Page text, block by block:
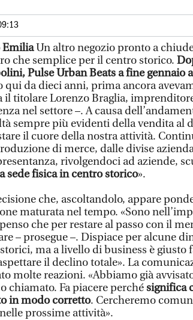
EmiliaUn altro negozio pronto a
che semplice per il centro storico.
Pulse Urban Beats a fine gennaio
qui da dieci anni, prima ancora
il titolare Lorenzo Braglia,
nel settore –. A causa
sempre più evidenti della vendita al
il cuore della nostra attività.
di merce, dalle divise
rivolgendoci ad aziende,
sede fisica in centro storico».
che, ascoltandolo, appare
maturata nel tempo. «Sono
che per restare al passo con il
– prosegue –. Dispiace per alcune
ma a livello di business è giusto
il declino totale». La
molte reazioni. «Abbiamo già
chiamato. Fa piacere perchésignifica
in modo corretto. Cercheremo
prossime attività».